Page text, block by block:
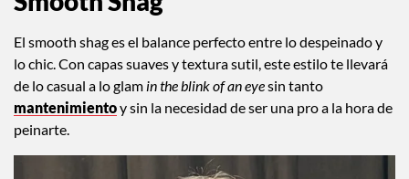
Smooth Shag
El smooth shag es el balance perfecto entre lo despeinado y
lo chic. Con capas suaves y textura sutil, este estilo te llevará
de lo casual a lo glamin the blink of an eyesin tanto
mantenimiento